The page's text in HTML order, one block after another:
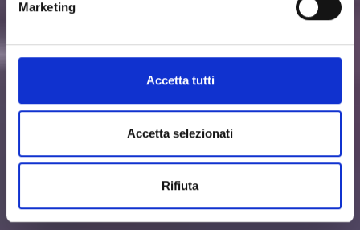
Marketing
Accetta tutti
Accetta selezionati
Rifiuta